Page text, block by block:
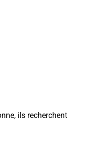
ils recherchent